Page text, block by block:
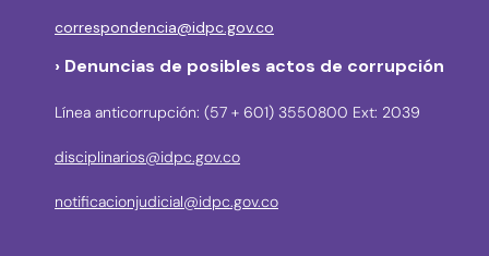
correspondencia@idpc.gov.co
› Denuncias de posibles actos de corrupción
Línea anticorrupción: (57 + 601) 3550800 Ext: 2039
disciplinarios@idpc.gov.co
notificacionjudicial@idpc.gov.co